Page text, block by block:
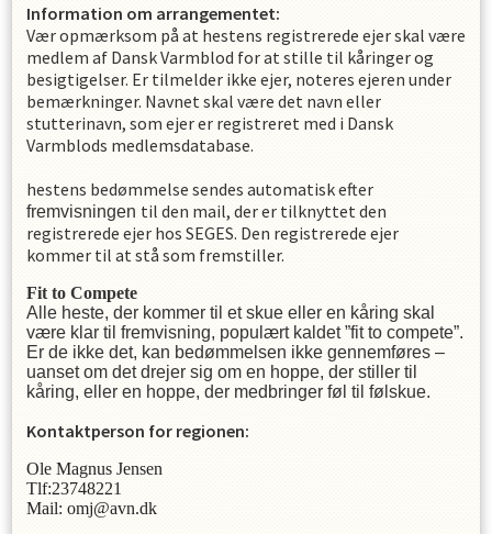
Information om arrangementet:
Vær opmærksom på at hestens registrerede ejer skal være
medlem af Dansk Varmblod for at stille til kåringer og
besigtigelser. Er tilmelder ikke ejer, noteres ejeren under
bemærkninger. Navnet skal være det navn eller
stutterinavn, som ejer er registreret med i Dansk
Varmblods medlemsdatabase.
hestens bedømmelse sendes automatisk efter
fremvisningen til den mail, der er tilknyttet den
registrerede ejer hos SEGES. Den registrerede ejer
kommer til at stå som fremstiller.
Fit to Compete
Alle heste, der kommer til et skue eller en kåring skal
være klar til fremvisning, populært kaldet ”fit to compete”.
Er de ikke det, kan bedømmelsen ikke gennemføres –
uanset om det drejer sig om en hoppe, der stiller til
kåring, eller en hoppe, der medbringer føl til følskue.
Kontaktperson for regionen:
Ole Magnus Jensen
Tlf:23748221
Mail: omj@avn.dk